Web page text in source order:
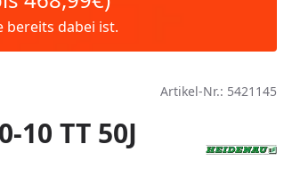
bereits dabei ist.
Artikel-Nr.: 5421145
10 TT 50J